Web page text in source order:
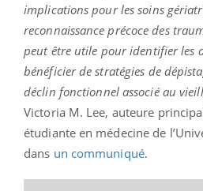
implications pour les soins
reconnaissance précoce des
peut être utile pour identifier les
bénéficier de stratégies de
déclin fonctionnel associé au
Victoria M. Lee, auteure
étudiante en médecine de
dans un communiqué.